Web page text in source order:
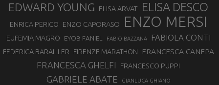
EDWARD YOUNG ELISA ARVAT ELISA DESCO
ENRICA PERICO ENZO CAPORASO ENZO MERSI
EUFEMIA MAGRO EYOB FANIEL FABIO BAZZANA FABIOLA CONTI
FEDERICA BARAILLER FIRENZE MARATHON FRANCESCA CANEPA
FRANCESCA GHELFI FRANCESCO PUPPI
GABRIELE ABATE GIANLUCA GHIANO